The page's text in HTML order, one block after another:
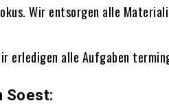
Wir entsorgen alle
erledigen alle Aufgaben
Soest: